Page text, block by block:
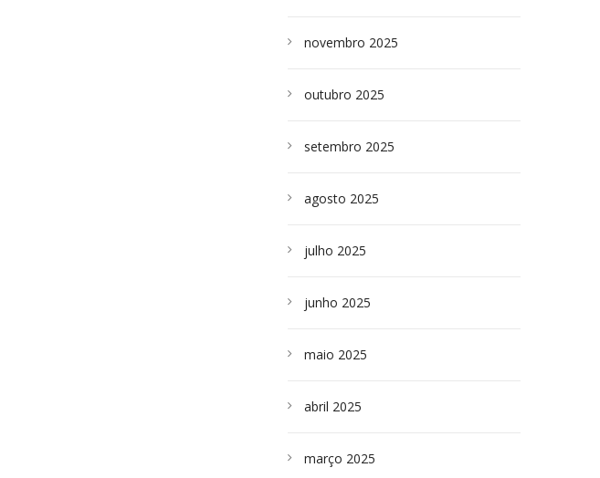
novembro 2025
outubro 2025
setembro 2025
agosto 2025
julho 2025
junho 2025
maio 2025
abril 2025
março 2025